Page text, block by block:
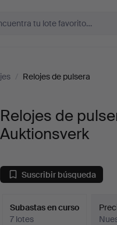
/ Relojes de pulsera
Relojes de
Auktionsverk
Suscribir búsqueda
Subastas en curso
7 lotes